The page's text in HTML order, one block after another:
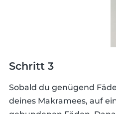
Schritt 3
Sobald du genügend
deines Makramees, auf